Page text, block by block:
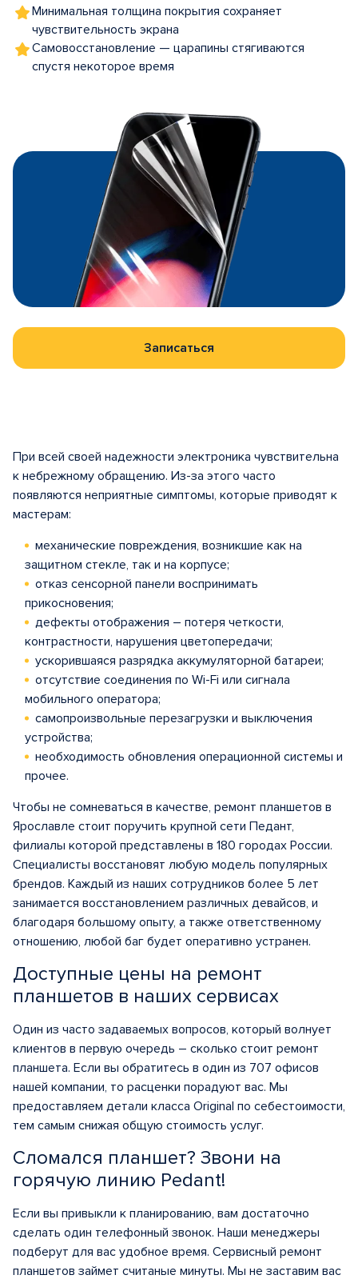
Минимальная толщина покрытия сохраняет
чувствительность экрана
Самовосстановление — царапины стягиваются
спустя некоторое время
Записаться
При всей своей надежности электроника чувствительна
к небрежному обращению. Из-за этого часто
появляются неприятные симптомы, которые приводят к
мастерам:
механические повреждения, возникшие как на
защитном стекле, так и на корпусе;
отказ сенсорной панели воспринимать
прикосновения;
дефекты отображения – потеря четкости,
контрастности, нарушения цветопередачи;
ускорившаяся разрядка аккумуляторной батареи;
отсутствие соединения по Wi-Fi или сигнала
мобильного оператора;
самопроизвольные перезагрузки и выключения
устройства;
необходимость обновления операционной системы и
прочее.
Чтобы не сомневаться в качестве, ремонт планшетов в
Ярославле стоит поручить крупной сети Педант,
филиалы которой представлены в 180 городах России.
Специалисты восстановят любую модель популярных
брендов. Каждый из наших сотрудников более 5 лет
занимается восстановлением различных девайсов, и
благодаря большому опыту, а также ответственному
отношению, любой баг будет оперативно устранен.
Доступные цены на ремонт
планшетов в наших сервисах
Один из часто задаваемых вопросов, который волнует
клиентов в первую очередь – сколько стоит ремонт
планшета. Если вы обратитесь в один из 707 офисов
нашей компании, то расценки порадуют вас. Мы
предоставляем детали класса Original по себестоимости,
тем самым снижая общую стоимость услуг.
Сломался планшет? Звони на
горячую линию Pedant!
Если вы привыкли к планированию, вам достаточно
сделать один телефонный звонок. Наши менеджеры
подберут для вас удобное время. Сервисный ремонт
планшетов займет считаные минуты. Мы не заставим вас